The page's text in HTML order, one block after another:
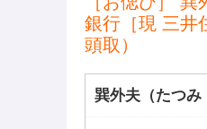
銀行［現 三井
頭取）
巽外夫（たつみ